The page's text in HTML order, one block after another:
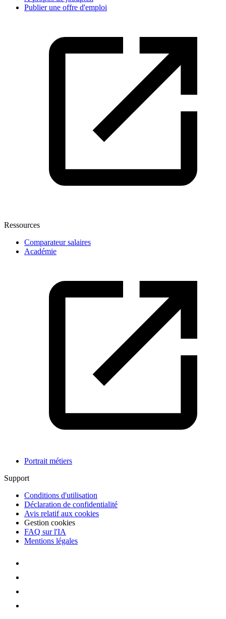
Publier une offre d'emploi
Ressources
Comparateur salaires
Académie
Portrait métiers
Support
Conditions d'utilisation
Déclaration de confidentialité
Avis relatif aux cookies
Gestion cookies
FAQ sur l'IA
Mentions légales